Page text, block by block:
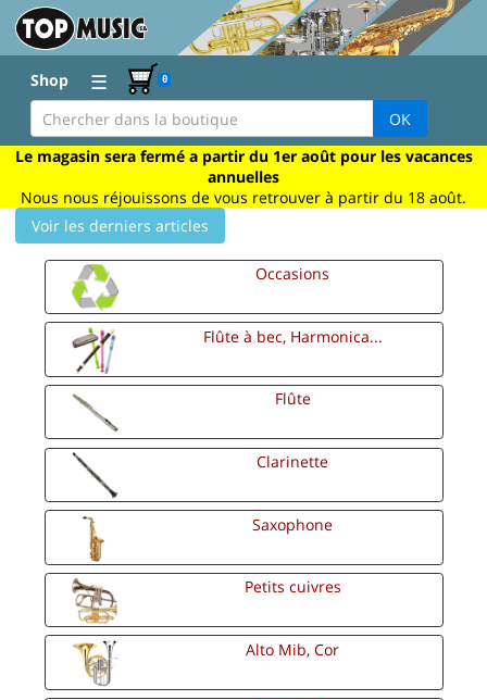
Shop ☰ 0
OK
Le magasin sera fermé a partir du 1er août pour les vacances
annuelles
Nous nous réjouissons de vous retrouver à partir du 18 août.
Voir les derniers articles
Occasions
Flûte à bec, Harmonica...
Flûte
Clarinette
Saxophone
Petits cuivres
Alto Mib, Cor